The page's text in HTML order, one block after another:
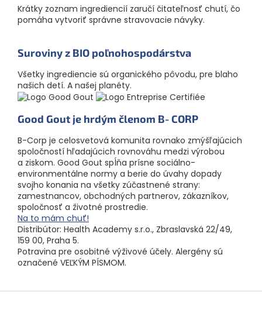
Krátky zoznam ingrediencií zaručí čitateľnosť chutí, čo
pomáha vytvoriť správne stravovacie návyky.
Suroviny z BIO poľnoho­spodárstva
Všetky ingrediencie sú organického pôvodu, pre blaho
našich detí. A našej planéty.
Good Gout je hrdým členom B‑CORP
B-Corp je celosvetová komunita rovnako zmýšľajúcich
spoločností hľadajúcich rovnováhu medzi výrobou
a ziskom. Good Gout spĺňa prísne sociálno-
environmentálne normy a berie do úvahy dopady
svojho konania na všetky zúčastnené strany:
zamestnancov, obchodných partnerov, zákazníkov,
spoločnosť a životné prostredie.
Na to mám chuť!
Distribútor: Health Academy s.r.o., Zbraslavská 22/49,
159 00, Praha 5.
Potravina pre osobitné výživové účely. Alergény sú
označené VEĽKÝM PÍSMOM.